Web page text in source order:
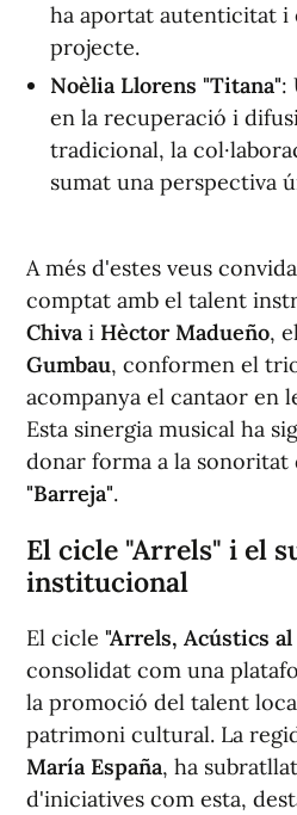
ha aportat autenticitat i
projecte.
Noèlia Llorens "Titana":
en la recuperació i
tradicional, la
sumat una perspectiva
A més d'estes veus
comptat amb el talent
Chiva i Hèctor Madueño,
Gumbau, conformen el
acompanya el cantaor en
Esta sinergia musical ha
donar forma a la sonoritat
"Barreja".
El cicle "Arrels" i el
institucional
El cicle "Arrels, Acústics al
consolidat com una
la promoció del talent
patrimoni cultural. La
María España, ha
d'iniciatives com esta,